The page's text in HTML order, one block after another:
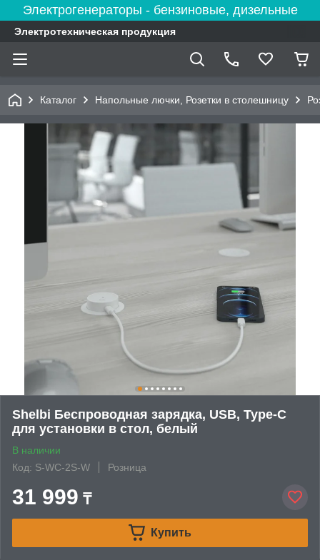
Электрогенераторы - бензиновые, дизельные
Электротехническая продукция
Каталог Напольные лючки, Розетки в столешницу
Shelbi Беспроводная зарядка, USB, Type-C
для установки в стол, белый
В наличии
Код: S-WC-2S-W
Розница
31 999 ₸
Купить